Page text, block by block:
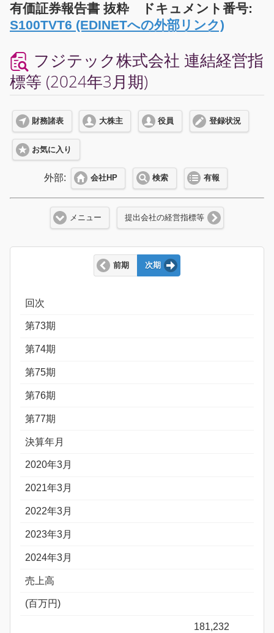
有価証券報告書 抜粋 ドキュメント番号:
S100TVT6 (EDINETへの外部リンク)
フジテック株式会社 連結経営指
標等 (2024年3月期)
財務諸表 大株主 役員 登録状況
お気に入り
外部: 会社HP 検索 有報
メニュー 提出会社の経営指標等
前期 次期
回次
第73期
第74期
第75期
第76期
第77期
決算年月
2020年3月
2021年3月
2022年3月
2023年3月
2024年3月
売上高
(百万円)
181,232